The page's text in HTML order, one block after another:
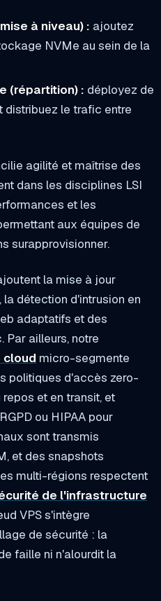
à niveau) : ajoutez
NVMe au sein de la
(répartition) : déployez de
le trafic entre
agilité et maîtrise des
dans les disciplines LSI
et les
aux équipes de
surapprovisionner.
la mise à jour
détection d'intrusion en
adaptatifs et des
Par ailleurs, notre
cloud micro-segmente
politiques d'accès zero-
et en transit, et
ou HIPAA pour
sont transmis
et des snapshots
multi-régions respectent
de l'infrastructure
VPS s'intègre
de sécurité : la
faille ni n'alourdit la